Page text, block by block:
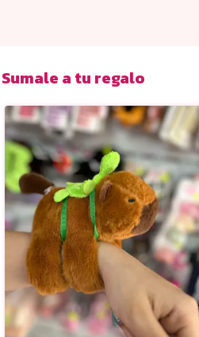
Sumale a tu regalo